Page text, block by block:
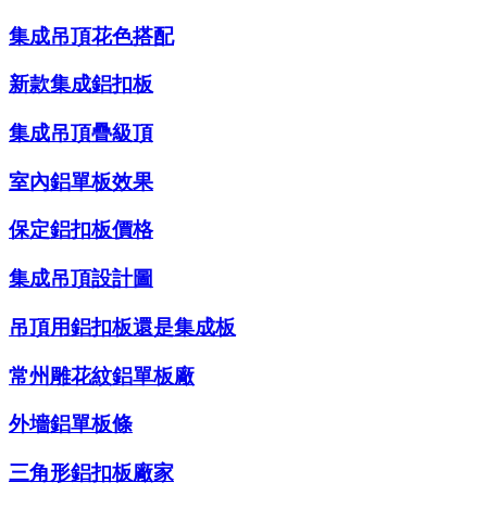
集成吊頂花色搭配
新款集成鋁扣板
集成吊頂疊級頂
室內鋁單板效果
保定鋁扣板價格
集成吊頂設計圖
吊頂用鋁扣板還是集成板
常州雕花紋鋁單板廠
外墻鋁單板條
三角形鋁扣板廠家